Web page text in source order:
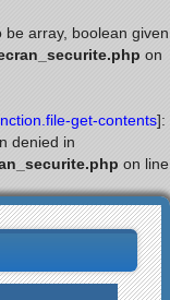
array, boolean given
on
get-contents]:
denied in
on line